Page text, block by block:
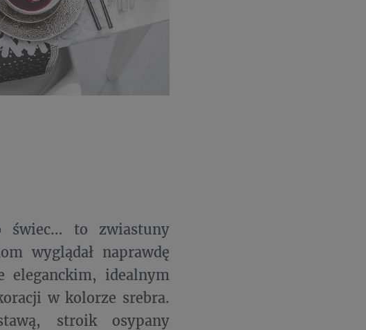
świec… to zwiastuny
wyglądał naprawdę
eleganckim, idealnym
w kolorze srebra.
stroik osypany